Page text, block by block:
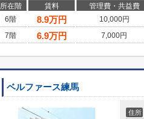
所在階 賃料 管理費・共益費
6階
8.9万円 10,000円
7階
6.9万円 7,000円
ベルファース練馬
住所